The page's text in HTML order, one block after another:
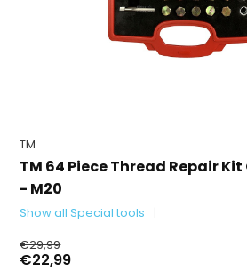
TM
TM 64 Piece Thread Repair Kit
- M20
Show all Special tools
€29,99
€22,99